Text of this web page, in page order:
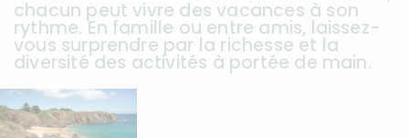
chacun peut vivre des vacances à son
rythme. En famille ou entre amis, laissez-
vous surprendre par la richesse et la
diversité des activités à portée de main.